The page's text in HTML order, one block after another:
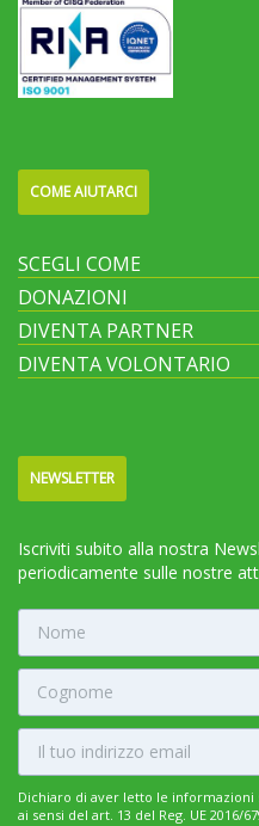
COME AIUTARCI
SCEGLI COME
DONAZIONI
DIVENTA PARTNER
DIVENTA VOLONTARIO
NEWSLETTER
Iscriviti subito alla nostra
periodicamente sulle nostre
Dichiaro di aver letto le
ai sensi del art. 13 del Reg. UE 2016/